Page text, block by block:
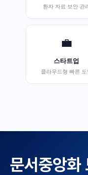
환자 자료 보안 관
💼
스타트업
클라우드형 빠른 도
문서중앙화